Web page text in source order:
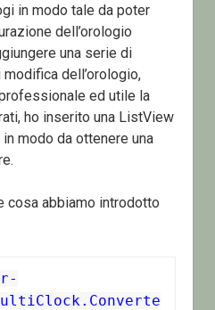
in modo tale da poter
dell’orologio
una serie di
dell’orologio,
ed utile la
ho inserito una ListView
modo da ottenere una
cosa abbiamo introdotto